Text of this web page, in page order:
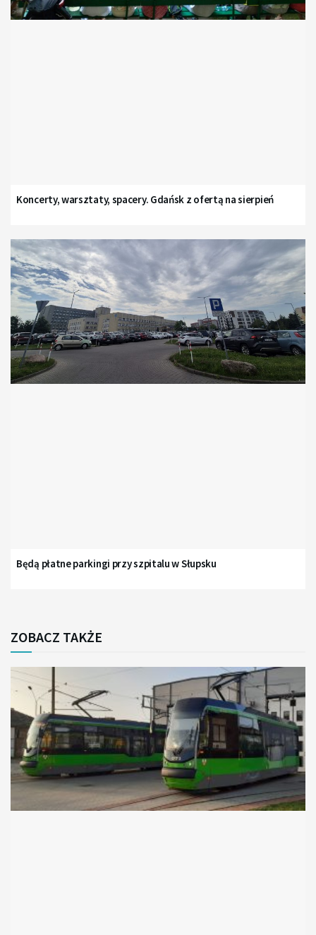
Koncerty, warsztaty, spacery. Gdańsk z ofertą na sierpień
Będą płatne parkingi przy szpitalu w Słupsku
ZOBACZ TAKŻE